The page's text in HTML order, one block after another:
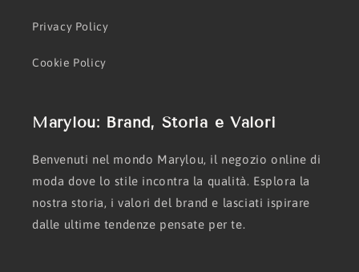
Privacy Policy
Cookie Policy
Marylou: Brand, Storia e Valori
Benvenuti nel mondo Marylou, il negozio online di
moda dove lo stile incontra la qualità. Esplora la
nostra storia, i valori del brand e lasciati ispirare
dalle ultime tendenze pensate per te.